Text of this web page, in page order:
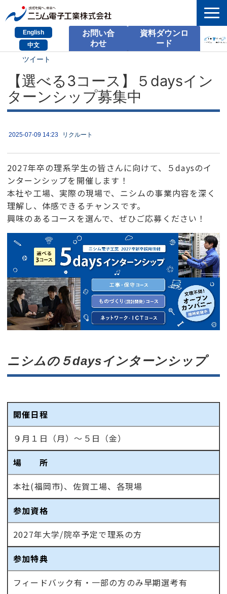
English
中文
お問い合
わせ
資料ダウンロ
ード
検索
会社情報
サポート情報
採用情報
お問い合わせ
ツイート
【選べる3コース】５daysイン
ターンシップ募集中
2025-07-09 14:23 リクルート
2027年卒の理系学生の皆さんに向けて、５daysのイ
ンターンシップを開催します！
本社や工場、実際の現場で、ニシムの事業内容を深く
理解し、体感できるチャンスです。
興味のあるコースを選んで、ぜひご応募ください！
ニシムの５daysインターンシップ
開催日程
９月１日（月）～５日（金）
場 所
本社(福岡市)、佐賀工場、各現場
参加資格
2027年大学/院卒予定で理系の方
参加特典
フィードバック有・一部の方のみ早期選考有